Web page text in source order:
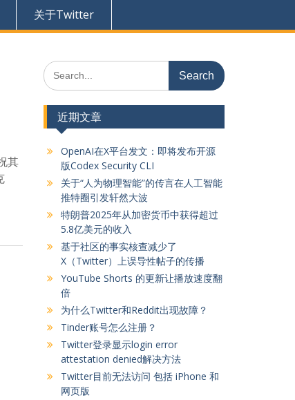
关于Twitter
其
Search
for:
近期文章
OpenAI在X平台发文：即将发布开源
版Codex Security CLI
关于“人为物理智能”的传言在人工智能
推特圈引发轩然大波
特朗普2025年从加密货币中获得超过
5.8亿美元的收入
基于社区的事实核查减少了
X（Twitter）上误导性帖子的传播
YouTube Shorts 的更新让播放速度翻
倍
为什么Twitter和Reddit出现故障？
Tinder账号怎么注册？
Twitter登录显示login error
attestation denied解决方法
Twitter目前无法访问 包括 iPhone 和
网页版